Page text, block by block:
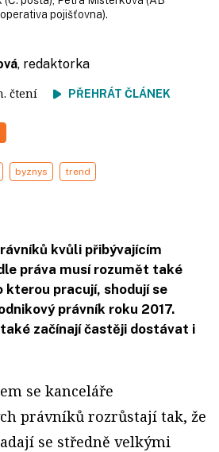
pojišťovna).
, redaktorka
čtení PŘEHRÁT ČLÁNEK
byznys trend
kvůli přibývajícím
práva musí rozumět také
kterou pracují, shodují se
právník roku 2017.
začínají častěji dostávat i
se kanceláře
právníků rozrůstají tak, že
se středně velkými